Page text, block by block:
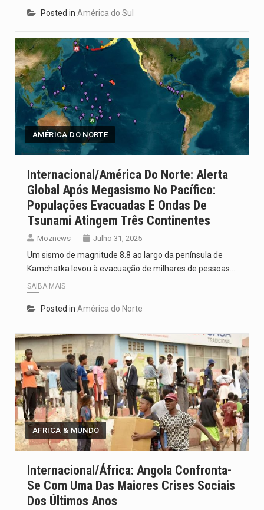
Posted in América do Sul
AMÉRICA DO NORTE
Internacional/América Do Norte: Alerta
Global Após Megasismo No Pacífico:
Populações Evacuadas E Ondas De
Tsunami Atingem Três Continentes
Moznews Julho 31, 2025
Um sismo de magnitude 8.8 ao largo da península de
Kamchatka levou à evacuação de milhares de pessoas…
SAIBA MAIS
Posted in América do Norte
AFRICA & MUNDO
Internacional/África: Angola Confronta-
Se Com Uma Das Maiores Crises Sociais
Dos Últimos Anos